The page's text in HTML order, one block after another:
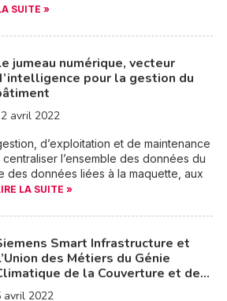
SUITE »
jumeau numérique, vecteur
pour la gestion du
avril 2022
d’exploitation et de maintenance
l’ensemble des données du
des données liées à la maquette, aux
LA SUITE »
Smart Infrastructure et
des Métiers du Génie
de la Couverture et de…
avril 2022